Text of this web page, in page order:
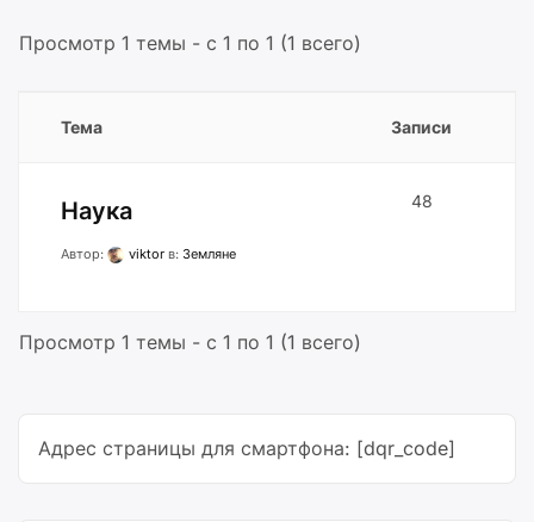
Просмотр 1 темы - с 1 по 1 (1 всего)
Тема Записи
Наука
Автор: viktor в: Земляне
48
Просмотр 1 темы - с 1 по 1 (1 всего)
Адрес страницы для смартфона: [dqr_code]